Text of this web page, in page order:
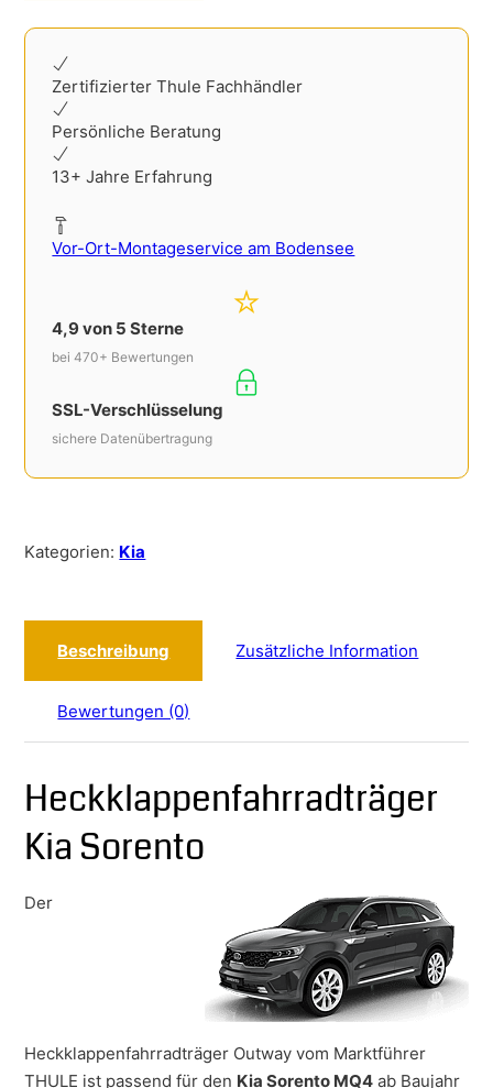
Zertifizierter Thule Fachhändler
Persönliche Beratung
13+ Jahre Erfahrung
Vor-Ort-Montageservice am Bodensee
4,9 von 5 Sterne
bei 470+ Bewertungen
SSL-Verschlüsselung
sichere Datenübertragung
Kategorien: Kia
Beschreibung Zusätzliche Information
Bewertungen (0)
Heckklappenfahrradträger
Kia Sorento
Der
Heckklappenfahrradträger Outway vom Marktführer
THULE ist passend für den Kia Sorento MQ4 ab Baujahr